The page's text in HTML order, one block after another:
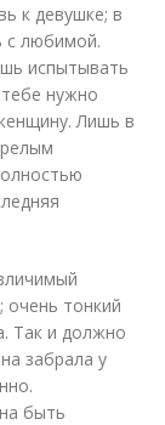
к девушке; в
с любимой.
испытывать
нужно
Лишь в
тонкий
Так и должно
забрала у
быть